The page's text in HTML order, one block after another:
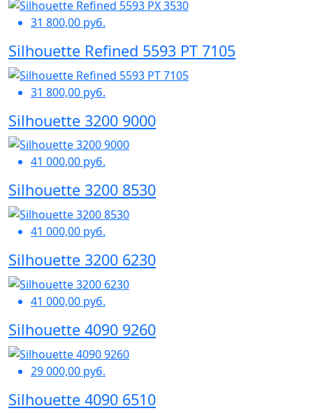
31 800,00 руб.
Silhouette Refined 5593 PT 7105
31 800,00 руб.
Silhouette 3200 9000
41 000,00 руб.
Silhouette 3200 8530
41 000,00 руб.
Silhouette 3200 6230
41 000,00 руб.
Silhouette 4090 9260
29 000,00 руб.
Silhouette 4090 6510